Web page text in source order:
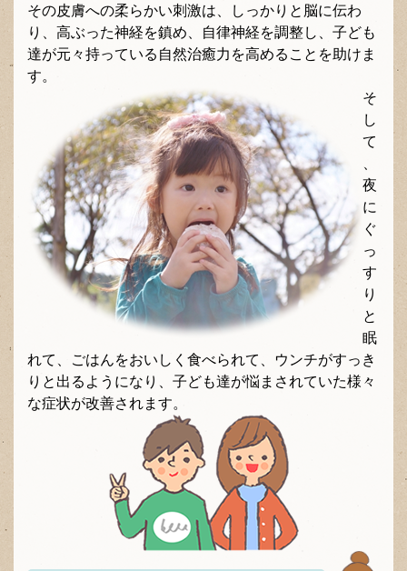
その皮膚への柔らかい刺激は、しっかりと脳に伝わ
り、高ぶった神経を鎮め、自律神経を調整し、子ども
達が元々持っている自然治癒力を高めることを助けま
す。
そ
し
て
夜
に
ぐ
っ
す
り
と
眠
れて、ごはんをおいしく食べられて、ウンチがすっき
りと出るようになり、子ども達が悩まされていた様々
な症状が改善されます。